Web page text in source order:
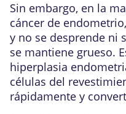
Sin embargo, en la
cáncer de
y no se desprende ni
se mantiene grueso.
hiperplasia
células del
rápidamente y